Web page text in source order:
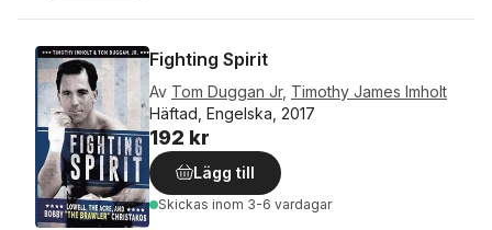
Fighting Spirit
Av Tom Duggan Jr, Timothy James Imholt
Häftad, Engelska, 2017
192 kr
Lägg till
Skickas inom 3-6 vardagar